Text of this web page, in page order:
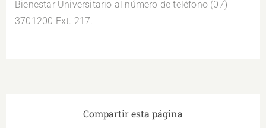
Bienestar Universitario al número de teléfono (07)
3701200 Ext. 217.
Compartir esta página